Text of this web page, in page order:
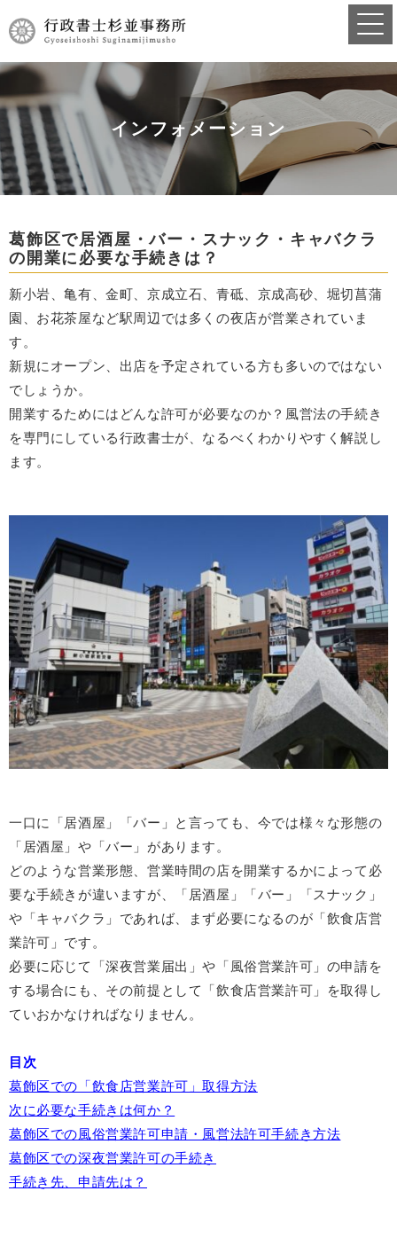
インフォメーション
葛飾区で居酒屋・バー・スナック・キャバクラ
の開業に必要な手続きは？
新小岩、亀有、金町、京成立石、青砥、京成高砂、堀切菖蒲
園、お花茶屋など駅周辺では多くの夜店が営業されていま
す。
新規にオープン、出店を予定されている方も多いのではない
でしょうか。
開業するためにはどんな許可が必要なのか？風営法の手続き
を専門にしている行政書士が、なるべくわかりやすく解説し
ます。
一口に「居酒屋」「バー」と言っても、今では様々な形態の
「居酒屋」や「バー」があります。
どのような営業形態、営業時間の店を開業するかによって必
要な手続きが違いますが、「居酒屋」「バー」「スナック」
や「キャバクラ」であれば、まず必要になるのが「飲食店営
業許可」です。
必要に応じて「深夜営業届出」や「風俗営業許可」の申請を
する場合にも、その前提として「飲食店営業許可」を取得し
ていおかなければなりません。
目次
葛飾区での「飲食店営業許可」取得方法
次に必要な手続きは何か？
葛飾区での風俗営業許可申請・風営法許可手続き方法
葛飾区での深夜営業許可の手続き
手続き先、申請先は？